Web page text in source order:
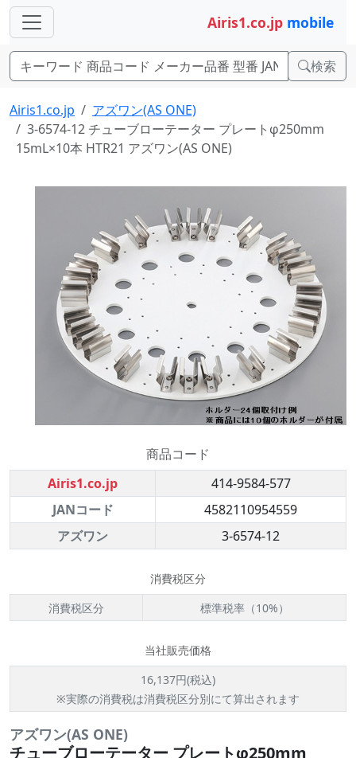
Airis1.co.jp mobile
検索
Airis1.co.jp
アズワン(AS ONE)
3-6574-12 チューブローテーター プレートφ250mm
15mL×10本 HTR21 アズワン(AS ONE)
商品コード
Airis1.co.jp
414-9584-577
JANコード
4582110954559
アズワン
3-6574-12
消費税区分
消費税区分
標準税率（10%）
当社販売価格
16,137円(税込)
※実際の消費税は消費税区分別にて算出されます
アズワン(AS ONE)
チューブローテーター プレートφ250mm